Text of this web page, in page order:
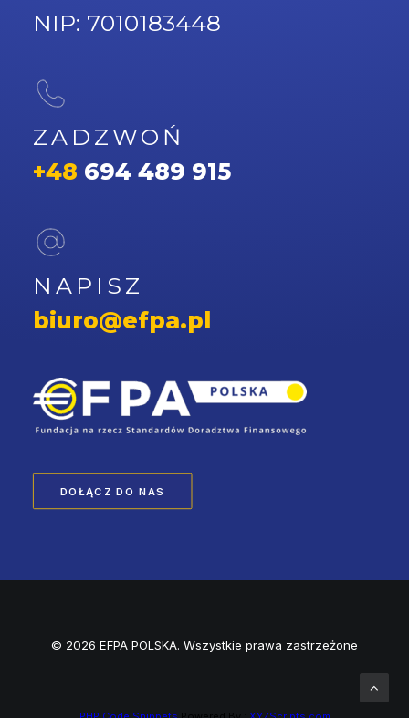
DOŁĄCZ DO NAS
NIP: 7010183448
ZADZWOŃ
+48 694 489 915
NAPISZ
biuro@efpa.pl
© 2026 EFPA POLSKA. Wszystkie prawa zastrzeżone